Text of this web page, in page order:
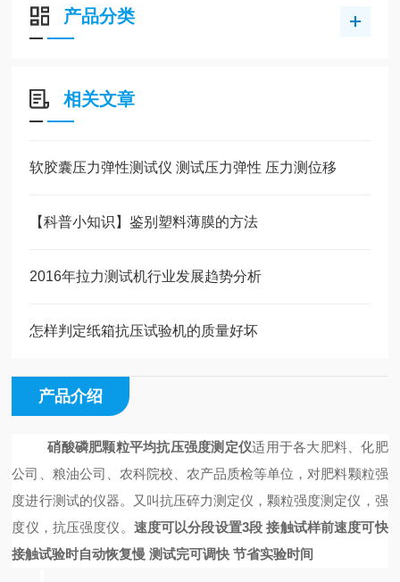
产品分类
相关文章
软胶囊压力弹性测试仪 测试压力弹性 压力测位移
【科普小知识】鉴别塑料薄膜的方法
2016年拉力测试机行业发展趋势分析
怎样判定纸箱抗压试验机的质量好坏
产品介绍
硝酸磷肥颗粒平均抗压强度测定仪适用于各大肥料 、化肥
公司
粮油公司 、农科院校 农产品质检等单位，对肥料颗粒强
度进行测试的仪器。
又叫抗压碎力测定仪，颗粒强度测定仪，强
度仪，抗压强度仪。 速度可以分段设置3段 接触试样前速度可快
接触试验时自动恢复慢 测试完可调快 节省实验时间